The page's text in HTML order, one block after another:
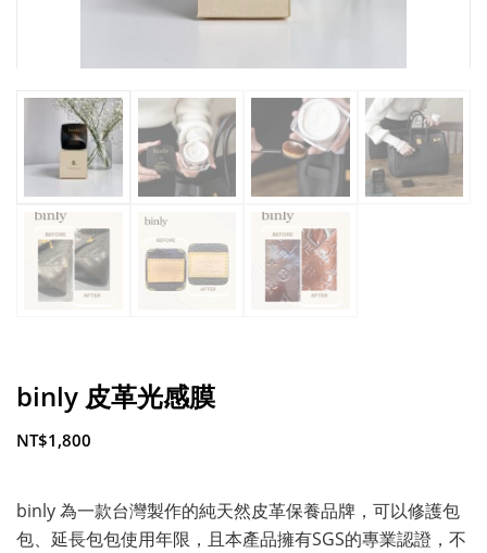
binly 皮革光感膜
NT$1,800
binly 為一款台灣製作的純天然皮革保養品牌，可以修護包
包、延長包包使用年限，且本產品擁有SGS的專業認證，不